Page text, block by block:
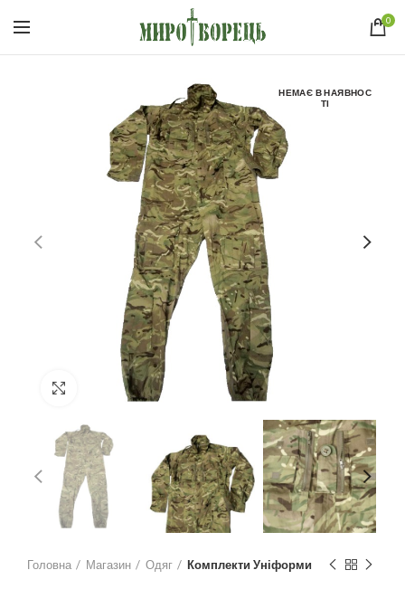
0
НЕМАЄ В НАЯВНОС
ТІ
Click to enlarge
Головна Магазин Одяг Комплекти Уніформи